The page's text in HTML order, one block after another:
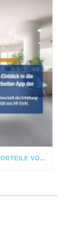
FALLSTUDIE: SO MAXIMIERT BG&P DIE VORTEILE VON MITARBEITER-PORTAL UND -APP